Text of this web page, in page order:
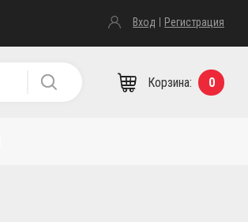
Вход Регистрация
0
Корзина: